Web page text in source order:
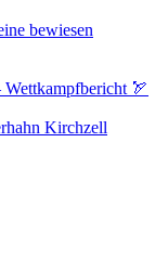
bewiesen
🏹
Kirchzell